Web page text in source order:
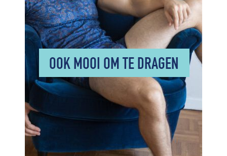
OOK MOOI OM TE DRAGEN